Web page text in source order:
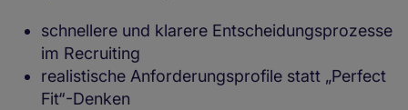
schnellere und klarere Entscheidungsprozesse
im Recruiting
realistische Anforderungsprofile statt „Perfect
Fit“-Denken